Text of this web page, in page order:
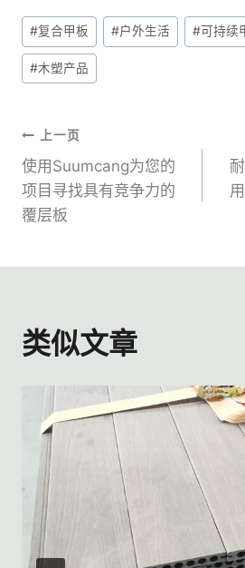
文
章
标
#复合甲板 #户外生活 #可持续
#木塑产品
文
章
导
航
上一页
使用Suumcang为您的
项目寻找具有竞争力的
覆层板
类似文章